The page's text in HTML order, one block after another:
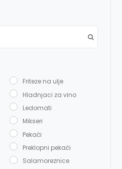
Friteze na ulje
Hladnjaci za vino
Ledomati
Mikseri
Pekači
Preklopni pekači
Salamoreznice